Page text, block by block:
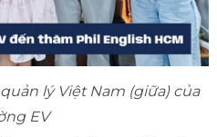
lý Việt Nam (giữa) của
EV